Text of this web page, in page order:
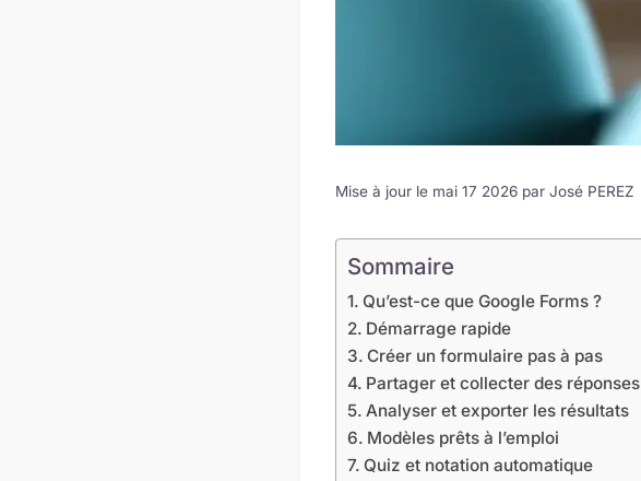
Mise à jour le mai 17 2026 par José PEREZ
Sommaire
Qu’est-ce que Google Forms ?
Démarrage rapide
Créer un formulaire pas à pas
Partager et collecter des réponses
Analyser et exporter les résultats
Modèles prêts à l’emploi
Quiz et notation automatique